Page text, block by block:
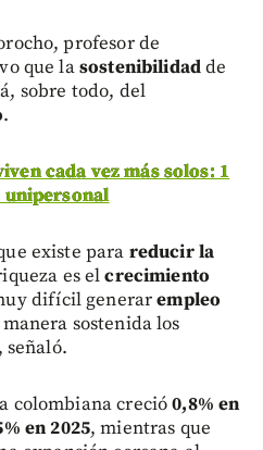
profesor de
que lasostenibilidadde
sobre todo, del
.
cada vez más solos: 1
unipersonal
existe para reducir la
es elcrecimiento
difícil generarempleo
sostenida los
señaló.
colombiana creció0,8% en
en 2025, mientras que